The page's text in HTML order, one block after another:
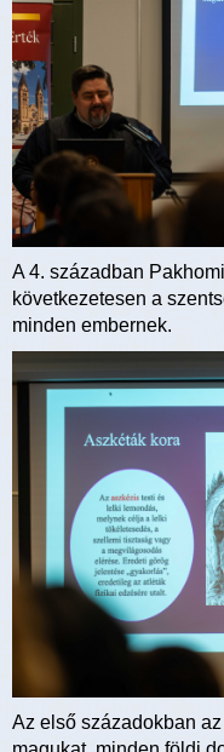
A 4. században
következetesen a
minden embernek.
Az első századokban